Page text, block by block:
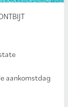
aankomstdag